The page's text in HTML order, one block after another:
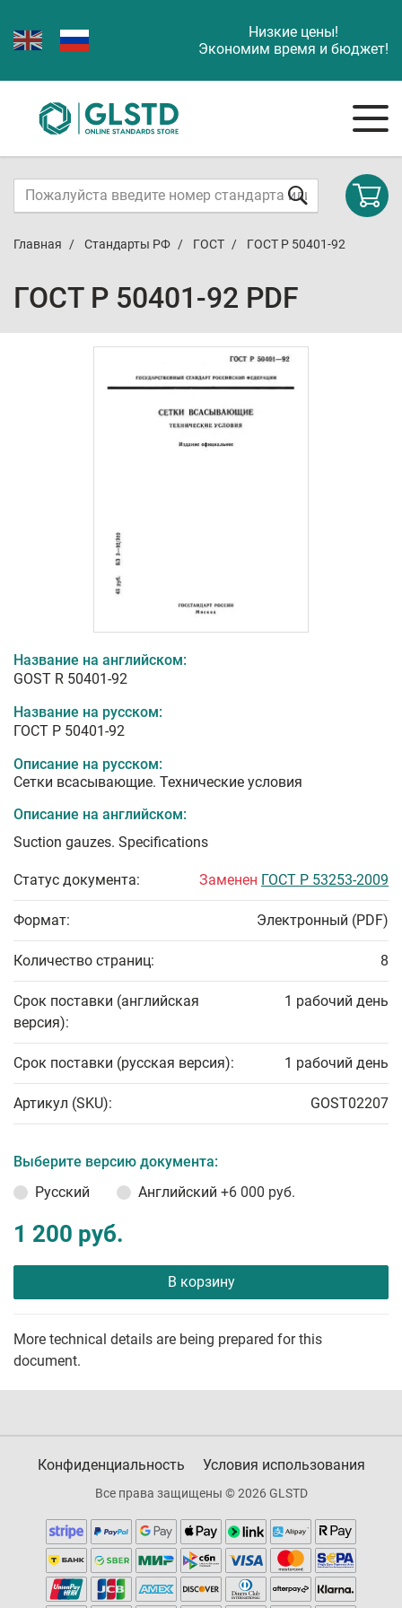
Низкие цены!
Экономим время и бюджет!
Главная Стандарты РФ ГОСТ ГОСТ Р 50401-92
ГОСТ Р 50401-92 PDF
Название на английском:
GOST R 50401-92
Название на русском:
ГОСТ Р 50401-92
Описание на русском:
Сетки всасывающие. Технические условия
Описание на английском:
Suction gauzes. Specifications
Статус документа: Заменен ГОСТ Р 53253-2009
Формат: Электронный (PDF)
Количество страниц: 8
Срок поставки (английская
версия):
1 рабочий день
Срок поставки (русская версия): 1 рабочий день
Артикул (SKU): GOST02207
Выберите версию документа:
Русский
Английский +6 000 руб.
1 200 руб.
В корзину
More technical details are being prepared for this
document.
Конфиденциальность Условия использования
Все права защищены © 2026 GLSTD